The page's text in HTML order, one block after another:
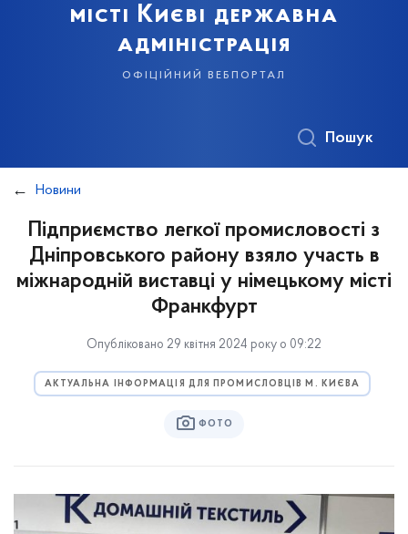
місті Києві державна
адміністрація
офіційний вебпортал
Пошук
Новини
Підприємство легкої промисловості з
Дніпровського району взяло участь в
міжнародній виставці у німецькому місті
Франкфурт
Опубліковано 29 квітня 2024 року о 09:22
АКТУАЛЬНА ІНФОРМАЦІЯ ДЛЯ ПРОМИСЛОВЦІВ М. КИЄВА
ФОТО